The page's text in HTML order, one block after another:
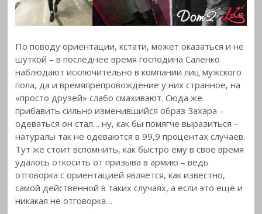
По поводу ориентации, кстати, может оказаться и не
шуткой – в последнее время господина Саленко
наблюдают исключительно в компании лиц мужского
пола, да и времяпрепровождение у них странное, на
«просто друзей» слабо смахивают. Сюда же
прибавить сильно изменившийся образ Захара –
одеваться он стал… ну, как бы помягче выразиться –
натуралы так не одеваются в 99,9 процентах случаев.
Тут же стоит вспомнить, как быстро ему в свое время
удалось откосить от призыва в армию – ведь
отговорка с ориентацией является, как известно,
самой действенной в таких случаях, а если это ещё и
никакая не отговорка…